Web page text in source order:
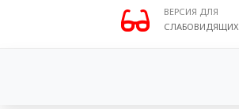
ВЕРСИЯ ДЛЯ
СЛАБОВИДЯЩИХ